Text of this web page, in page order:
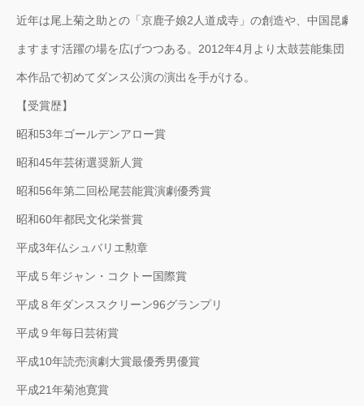
近年は尾上菊之助との「京鹿子娘2人道成寺」の創造や、中国昆劇
ますます活躍の場を広げつつある。2012年4月より太鼓芸能集団「
本作品で初めてダンス公演の演出を手がける。
【受賞歴】
昭和53年ゴールデンアロー賞
昭和45年芸術選奨新人賞
昭和56年第二回松尾芸能賞演劇優秀賞
昭和60年都民文化栄誉賞
平成3年仏シュバリエ勲章
平成５年ジャン・コクトー国際賞
平成８年ダンススクリーン96グランプリ
平成９年毎日芸術賞
平成10年読売演劇大賞最優秀男優賞
平成21年菊池寛賞